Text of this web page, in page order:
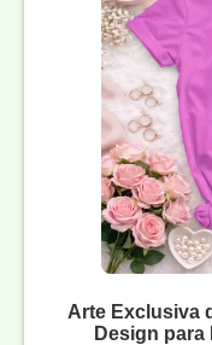
Arte Exclusiva
Design